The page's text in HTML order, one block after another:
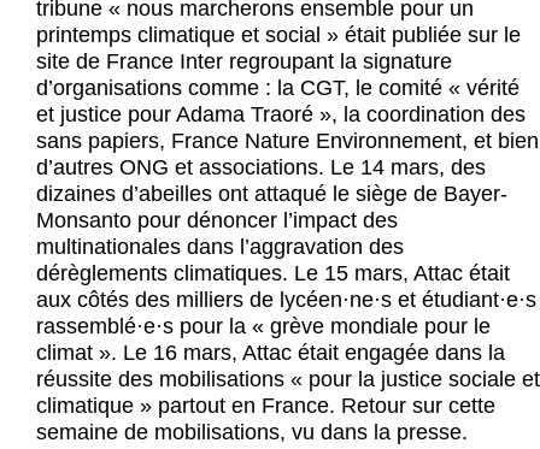
Boutique
tribune « nous marcherons ensemble pour un
printemps climatique et social » était publiée sur le
site de France Inter regroupant la signature
d’organisations comme : la CGT, le comité « vérité
et justice pour Adama Traoré », la coordination des
sans papiers, France Nature Environnement, et bien
d’autres ONG et associations. Le 14 mars, des
dizaines d’abeilles ont attaqué le siège de Bayer-
Monsanto pour dénoncer l’impact des
multinationales dans l’aggravation des
dérèglements climatiques. Le 15 mars, Attac était
aux côtés des milliers de lycéen·ne·s et étudiant·e·s
rassemblé·e·s pour la « grève mondiale pour le
climat ». Le 16 mars, Attac était engagée dans la
réussite des mobilisations « pour la justice sociale et
climatique » partout en France. Retour sur cette
semaine de mobilisations, vu dans la presse.